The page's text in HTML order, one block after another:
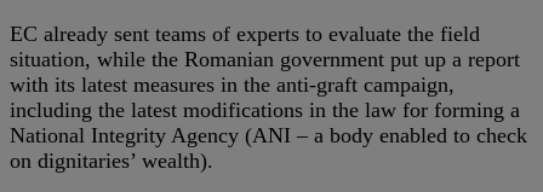
EC already sent teams of experts to evaluate the field
situation, while the Romanian government put up a report
with its latest measures in the anti-graft campaign,
including the latest modifications in the law for forming a
National Integrity Agency (ANI – a body enabled to check
on dignitaries’ wealth).